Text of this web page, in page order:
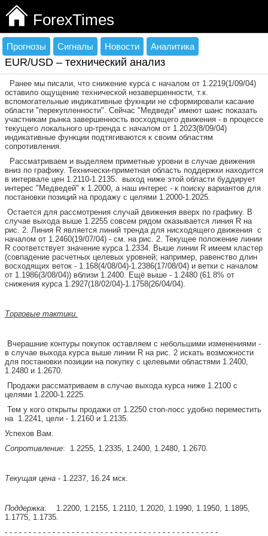
ForexTimes
Прогнозы Сигналы Новости Аналитика
EUR/USD – технический анализ
Ранее мы писали, что снижение курса с началом от 1.2219(1/09/04)
оставило ощущение технической незавершенности, т.к.
вспомогательные индикативные фукнции не сформировали касание
области "перекупленности". Сейчас "Медведи" имеют шанс показать
участникам рынка завершенность восходящего движения - в процессе
текущего локального up-тренда с началом от 1.2023(8/09/04)
индикативные функции подтягиваются к своим областям
сопротивления.
Рассматриваем и выделяем приметные уровни в случае движения
вниз по графику. Технически-приметная область поддержки находится
в интервале цен 1.2110-1.2135.
выход ниже этой области буддирует
интерес "Медведей" к 1.2000, а наш интерес - к поиску вариантов для
постановки позиций на продажу с целями 1.2000-1.2025.
Остается для рассмотрения случай движения вверх по графику. В
случае выхода выше 1.2255 совсем рядом оказывается линия R на
рис. 2. Линия R является линий тренда для нисходящего движения с
началом от 1.2460(19/07/04) - см. на рис. 2. Текущее положение линии
R соответствует значение курса 1.2334. Выше линии R имеем кластер
(совпадение расчетных целевых уровней; например, равенство длин
восходящих веток - 1.168(4/08/04)-1.2386(17/08/04) и ветки с началом
от 1.1986(3/08/04)) вблизи 1.2400. Ещё выше - 1.2480 (61.8% от
снижения курса 1.2927(18/02/04)-1.1758(26/04/04).
Торговые тактики.
Вчерашние контуры покупок оставляем с небольшими изменениями -
в случае выхода курса выше линии R на рис. 2 искать возможности
для постановки позиции на покупку с целевыми областями 1.2400,
1.2480 и 1.2670.
Продажи рассматриваем в случае выхода курса ниже 1.2100 с
целями 1.2200-1.2225.
Тем у кого открыты продажи от 1.2250 стоп-лосс удобно переместить
на 1.2241, цели - 1.2160 и 1.2135.
Успехов Вам.
Сопротивление: 1.2255, 1.2335, 1.2400, 1.2480, 1.2670.
Текущая цена - 1.2237, 16.24 мск.
Поддержка:
1.2200, 1.2155, 1.2110, 1.2020, 1.1990, 1.1950, 1.1895,
1.1775, 1.1735.
- - - - - - - - - - - - - - - - - - - - - - - - - - - - - - - - - - - - - - - - - - - - -